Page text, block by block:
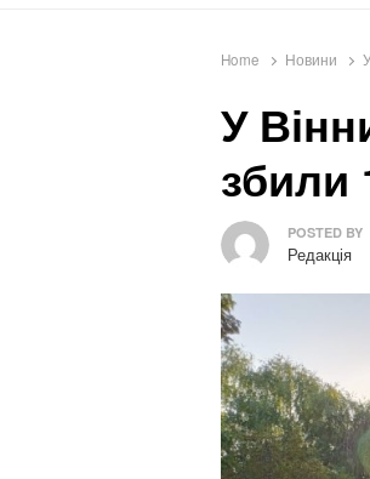
Home Новини
У
збили
Author
POSTED BY
Редакція